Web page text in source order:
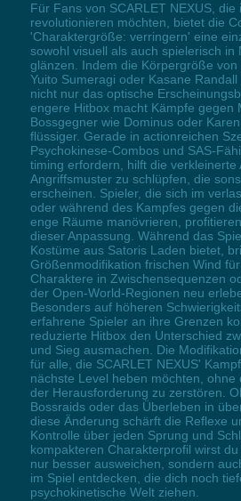
Für Fans von SCARLET NEXUS, die
revolutionieren möchten, bietet die
'Charaktergröße: verringern' eine
sowohl visuell als auch spielerisch in
glänzen. Indem die Körpergröße von
Yuito Sumeragi oder Kasane
nicht nur das optische
engere Hitbox macht Kämpfe gegen
Bossgegner wie Dominus oder
flüssiger. Gerade in actionreichen
Psychokinese-Combos und SAS-
timing erfordern, hilft die verkleinerte
Angriffsmuster zu schlüpfen, die
erscheinen. Spieler, die sich im
oder während des Kampfes gegen
enge Räume manövrieren,
dieser Anpassung. Während das
Kostüme aus Satoris Laden bietet,
Größenmodifikation frischen Wind
Charaktere in Zwischensequenzen
der Open-World-Regionen neu
Besonders auf höheren
erfahrene Spieler an ihre Grenzen
reduzierte Hitbox den Unterschied
und Sieg ausmachen. Die
für alle, die SCARLET NEXUS'
nächste Level heben möchten, ohne
der Herausforderung zu zerstören.
Bossraids oder das Überleben in
diese Änderung schärft die Reflexe
Kontrolle über jeden Sprung und
kompakteren Charakterprofil wirst
nur besser ausweichen, sondern
im Spiel entdecken, die dich noch
psychokinetische Welt ziehen.